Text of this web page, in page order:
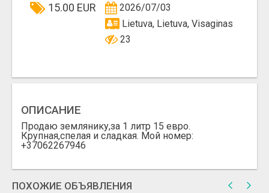
15.00 EUR
2026/07/03
Lietuva, Lietuva, Visaginas
23
ОПИСАНИЕ
Продаю землянику,за 1 литр 15 евро.
Крупная,спелая и сладкая. Мой номер:
+37062267946
ПОХОЖИЕ ОБЪЯВЛЕНИЯ